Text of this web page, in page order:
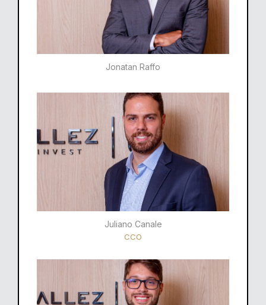
Jonatan Raffo
Juliano Canale
CCO